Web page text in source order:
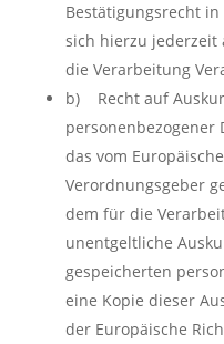
Bestätigungsrecht
sich hierzu
die Verarbeitung
b) Recht auf
personenbezogener
das vom
Verordnungsgeber
dem für die
unentgeltliche
gespeicherten
eine Kopie dieser
der Europäische